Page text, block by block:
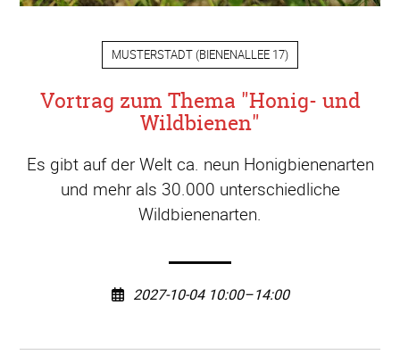
MUSTERSTADT (BIENENALLEE 17)
Vortrag zum Thema "Honig- und
Wildbienen"
Es gibt auf der Welt ca. neun Honigbienenarten
und mehr als 30.000 unterschiedliche
Wildbienenarten.
2027-10-04 10:00–14:00